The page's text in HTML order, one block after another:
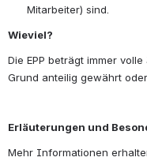
Mitarbeiter) sind.
Wieviel?
Die EPP beträgt immer
Grund anteilig gewährt
Erläuterungen und
Mehr Informationen